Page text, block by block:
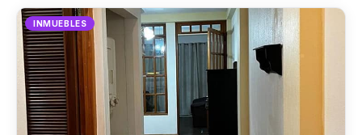
INMUEBLES